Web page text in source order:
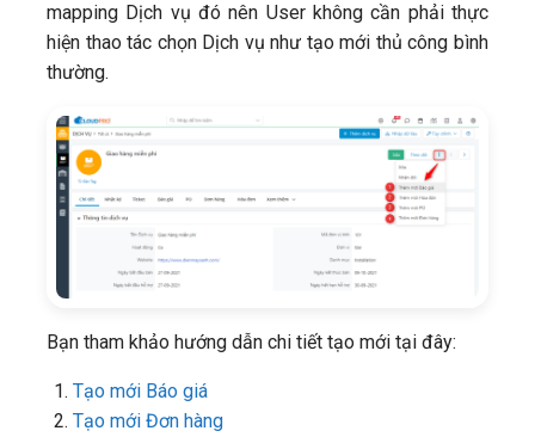
mapping Dịch vụ đó nên User không cần phải thực
hiện thao tác chọn Dịch vụ như tạo mới thủ công bình
thường.
Bạn tham khảo hướng dẫn chi tiết tạo mới tại đây:
Tạo mới Báo giá
Tạo mới Đơn hàng